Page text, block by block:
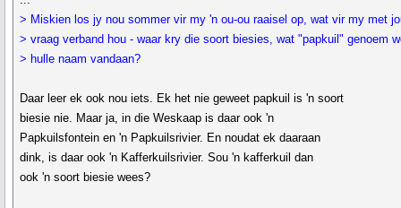
> Miskien los jy nou sommer vir my 'n ou-ou raaisel op, wat vir my met
> vraag verband hou - waar kry die soort biesies, wat "papkuil" genoem
> hulle naam vandaan?
Daar leer ek ook nou iets. Ek het nie geweet papkuil is 'n soort
biesie nie. Maar ja, in die Weskaap is daar ook 'n
Papkuilsfontein en 'n Papkuilsrivier. En noudat ek daaraan
dink, is daar ook 'n Kafferkuilsrivier. Sou 'n kafferkuil dan
ook 'n soort biesie wees?